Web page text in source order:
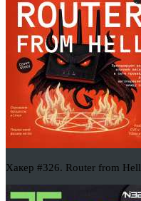
Хакер #326. Router from Hell